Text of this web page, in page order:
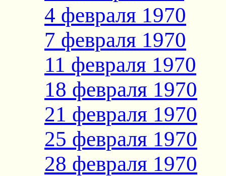
4 февраля 1970
7 февраля 1970
11 февраля 1970
18 февраля 1970
21 февраля 1970
25 февраля 1970
28 февраля 1970